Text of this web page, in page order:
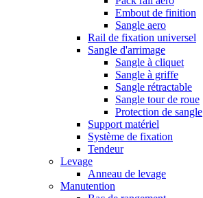
Embout de finition
Sangle aero
Rail de fixation universel
Sangle d'arrimage
Sangle à cliquet
Sangle à griffe
Sangle rétractable
Sangle tour de roue
Protection de sangle
Support matériel
Système de fixation
Tendeur
Levage
Anneau de levage
Manutention